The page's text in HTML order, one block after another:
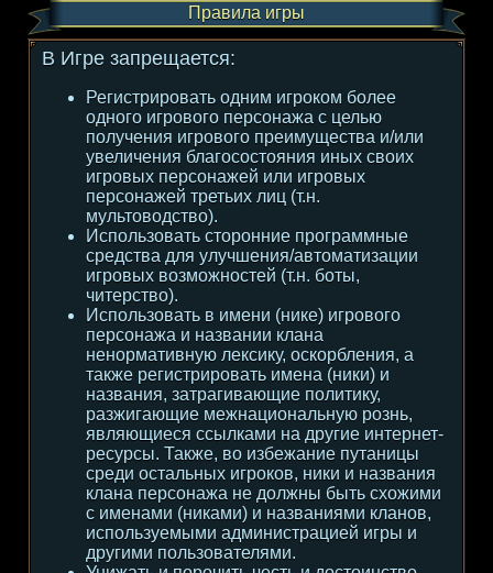
Правила игры
В Игре запрещается:
Регистрировать одним игроком более
одного игрового персонажа с целью
получения игрового преимущества и/или
увеличения благосостояния иных своих
игровых персонажей или игровых
персонажей третьих лиц (т.н.
мультоводство).
Использовать сторонние программные
средства для улучшения/автоматизации
игровых возможностей (т.н. боты,
читерство).
Использовать в имени (нике) игрового
персонажа и названии клана
ненормативную лексику, оскорбления, а
также регистрировать имена (ники) и
названия, затрагивающие политику,
разжигающие межнациональную рознь,
являющиеся ссылками на другие интернет-
ресурсы. Также, во избежание путаницы
среди остальных игроков, ники и названия
клана персонажа не должны быть схожими
с именами (никами) и названиями кланов,
используемыми администрацией игры и
другими пользователями.